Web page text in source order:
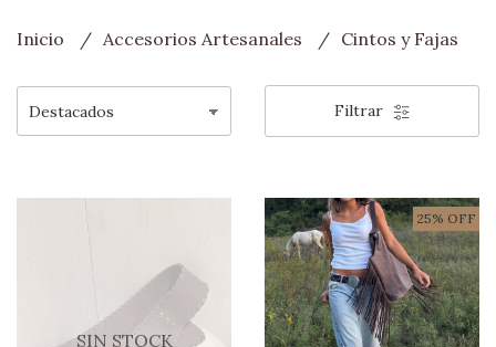
Inicio Accesorios Artesanales Cintos y Fajas
Filtrar
SIN STOCK
25% OFF